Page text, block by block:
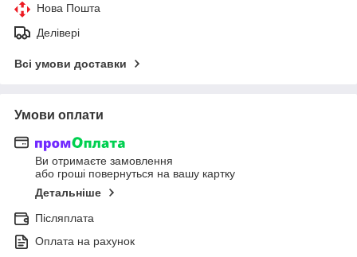
Нова Пошта
Делівері
Всі умови доставки
Умови оплати
Ви отримаєте замовлення
або гроші повернуться на вашу картку
Детальніше
Післяплата
Оплата на рахунок